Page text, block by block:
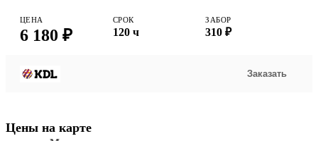
ЦЕНА
6 180 ₽
СРОК
120 ч
ЗАБОР
310 ₽
Заказать
Цены на карте